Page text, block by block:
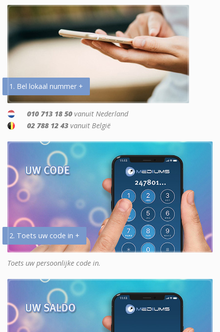
1. Bel lokaal nummer +
010 713 18 50 vanuit Nederland
02 788 12 43 vanuit België
2. Toets uw code in +
Toets uw persoonlijke code in.